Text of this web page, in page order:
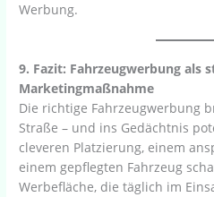
Werbung.
9. Fazit: Fahrzeugwerbung als
Marketingmaßnahme
Die richtige Fahrzeugwerbung
Straße – und ins Gedächtnis
cleveren Platzierung, einem
einem gepflegten Fahrzeug
Werbefläche, die täglich im